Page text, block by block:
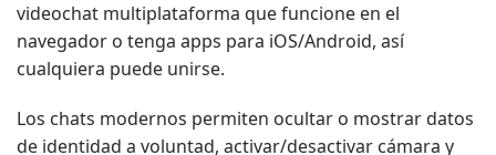
videochat multiplataforma que funcione en el
navegador o tenga apps para iOS/Android, así
cualquiera puede unirse.
Los chats modernos permiten ocultar o mostrar datos
de identidad a voluntad, activar/desactivar cámara y